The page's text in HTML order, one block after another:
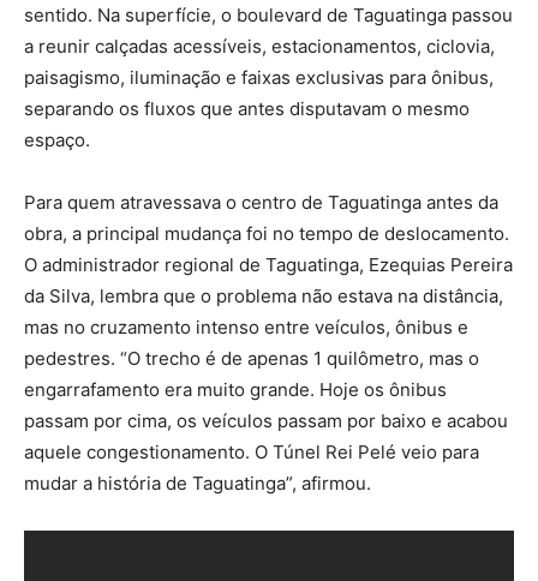
sentido. Na superfície, o boulevard de Taguatinga passou
a reunir calçadas acessíveis, estacionamentos, ciclovia,
paisagismo, iluminação e faixas exclusivas para ônibus,
separando os fluxos que antes disputavam o mesmo
espaço.
Para quem atravessava o centro de Taguatinga antes da
obra, a principal mudança foi no tempo de deslocamento.
O administrador regional de Taguatinga, Ezequias Pereira
da Silva, lembra que o problema não estava na distância,
mas no cruzamento intenso entre veículos, ônibus e
pedestres. “O trecho é de apenas 1 quilômetro, mas o
engarrafamento era muito grande. Hoje os ônibus
passam por cima, os veículos passam por baixo e acabou
aquele congestionamento. O Túnel Rei Pelé veio para
mudar a história de Taguatinga”, afirmou.